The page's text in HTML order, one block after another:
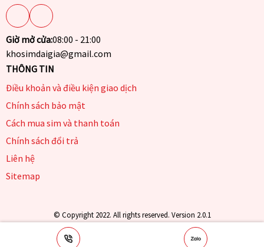
Giờ mở cửa:08:00 - 21:00
khosimdaigia@gmail.com
THÔNG TIN
Điều khoản và điều kiện giao dịch
Chính sách bảo mật
Cách mua sim và thanh toán
Chính sách đổi trả
Liên hệ
Sitemap
© Copyright 2022. All rights reserved. Version 2.0.1